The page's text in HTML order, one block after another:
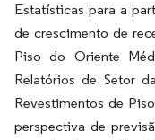
Estatísticas para a
de crescimento de
Piso do Oriente
Relatórios de Setor
Revestimentos de
perspectiva de